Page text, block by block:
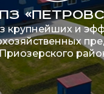
крупнейших и
Приозерского